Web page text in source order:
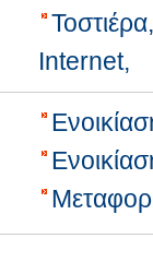
Internet,